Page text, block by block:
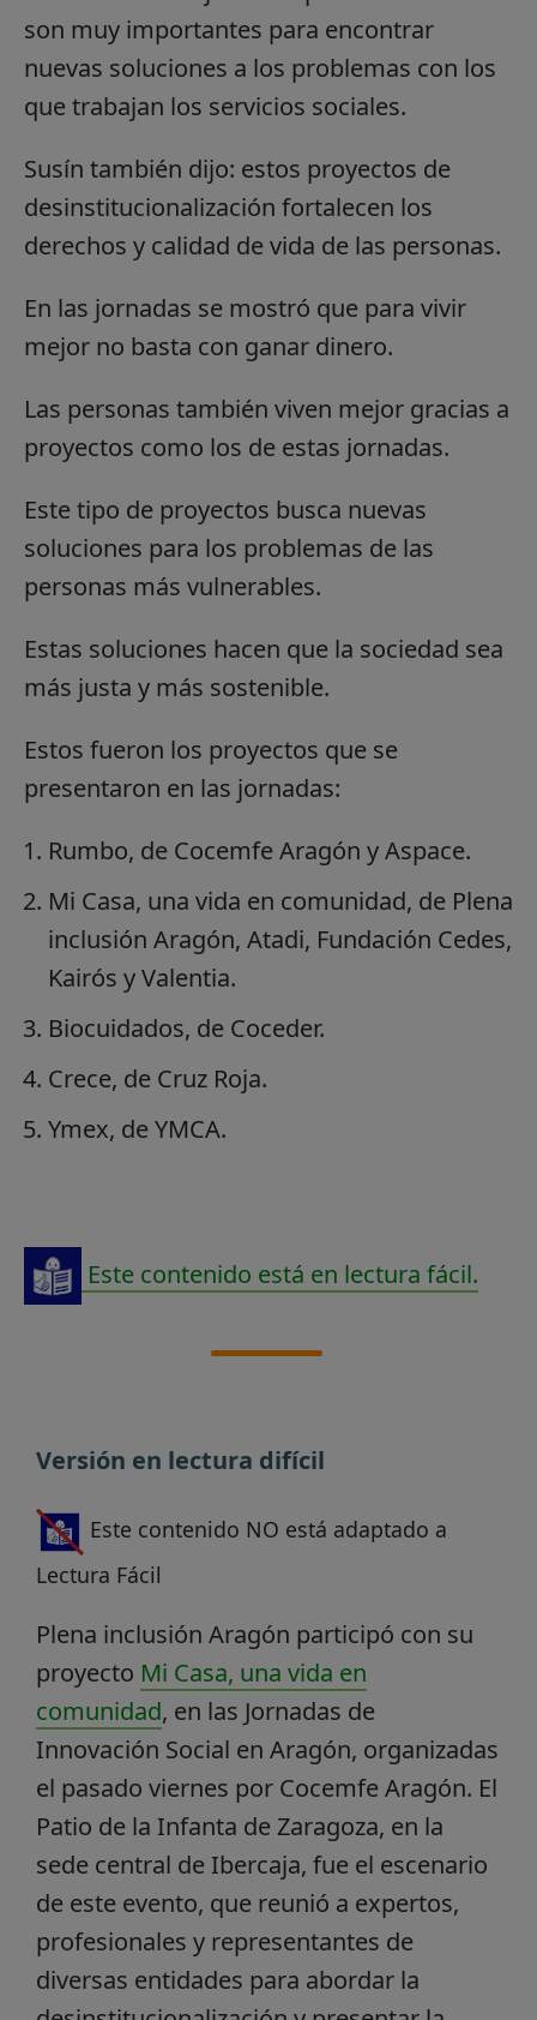
son muy importantes para encontrar
nuevas soluciones a los problemas con los
que trabajan los servicios sociales.
Susín también dijo: estos proyectos de
desinstitucionalización fortalecen los
derechos y calidad de vida de las personas.
En las jornadas se mostró que para vivir
mejor no basta con ganar dinero.
Las personas también viven mejor gracias a
proyectos como los de estas jornadas.
Este tipo de proyectos busca nuevas
soluciones para los problemas de las
personas más vulnerables.
Estas soluciones hacen que la sociedad sea
más justa y más sostenible.
Estos fueron los proyectos que se
presentaron en las jornadas:
Rumbo, de Cocemfe Aragón y Aspace.
Mi Casa, una vida en comunidad, de Plena
inclusión Aragón, Atadi, Fundación Cedes,
Kairós y Valentia.
Biocuidados, de Coceder.
Crece, de Cruz Roja.
Ymex, de YMCA.
Este contenido está en lectura fácil.
Versión en lectura difícil
Este contenido NO está adaptado a
Lectura Fácil
Plena inclusión Aragón participó con su
proyecto Mi Casa, una vida en
comunidad, en las Jornadas de
Innovación Social en Aragón, organizadas
el pasado viernes por Cocemfe Aragón. El
Patio de la Infanta de Zaragoza, en la
sede central de Ibercaja, fue el escenario
de este evento, que reunió a expertos,
profesionales y representantes de
diversas entidades para abordar la